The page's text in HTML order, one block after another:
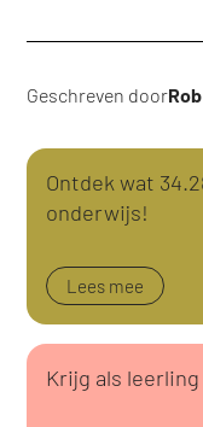
Geschreven doorRob
Ontdek wat
onderwijs!
Lees mee
Krijg als